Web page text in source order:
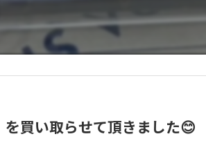
を買い取らせて頂きました😊